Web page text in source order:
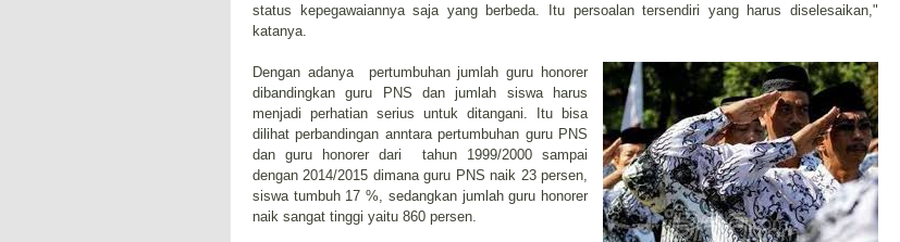
status kepegawaiannya saja yang berbeda. Itu persoalan tersendiri yang harus diselesaikan,"
katanya.
Dengan adanya pertumbuhan jumlah guru honorer
dibandingkan guru PNS dan jumlah siswa harus
menjadi perhatian serius untuk ditangani. Itu bisa
dilihat perbandingan anntara pertumbuhan guru PNS
dan guru honorer dari tahun 1999/2000 sampai
dengan 2014/2015 dimana guru PNS naik 23 persen,
siswa tumbuh 17 %, sedangkan jumlah guru honorer
naik sangat tinggi yaitu 860 persen.